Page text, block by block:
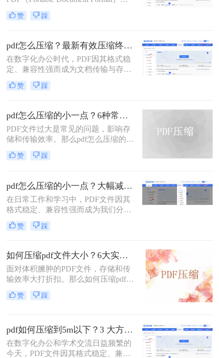
其跨平台、格式固定的特性而成为最
常用的文件格式之一。然而，随之而
不仅占用存储空间，更在邮件发送、
即时通讯传输和网页上传时带来诸多
不便。如何在不显著损失质量的前提
下，有效“瘦身”PDF文件，已成为一
项必备技能。
赞 踩
pdf怎么压缩？最新有效压缩终极指南！
在数字化办公时代，PDF因其格式稳
定、兼容性强而成为文档传输与存档
的首选。然而，高分辨率图片、嵌入
字体和多媒体内容也使得PDF文件体
送、云端存储和即时分享带来了巨大
困扰。如何高效、无损（或视觉无
损）地压缩PDF，成为一个普遍需
求。那么pdf怎么压缩呢？
赞 踩
pdf怎么压缩的小一点？6种常用方案详解！
PDF文件过大是常见的问题，影响存
储和传输效率。那么pdf怎么压缩的小
一点呢？本文将详解6种主流压缩方
案，助你快速解决文件体积过大的困
赞 踩
pdf怎么压缩的小一点？大幅减小文件体积的有效方法全解析！
在日常工作和学习中，PDF文件因其
格式稳定、兼容性强而成为我们分享
文档、报告和资料的首选格式。然
而，随之而来的问题也显而易见：过
在通过邮件发送、即时通讯工具传输
或上传至云平台时受到限制，严重影
响效率。因此，pdf怎么压缩的小一
点，成为一项必备技能。
赞 踩
如何压缩pdf文件大小？6大实用压缩方案深度解析！
面对体积臃肿的PDF文件，存储和传
输效率大打折扣。那么如何压缩pdf文
件大小呢？本文为您梳理6种主流压
缩方案，从原理到实操，助您轻松掌
赞 踩
pdf如何压缩到5m以下？3 大方法手把手教，轻松过平台限制！
在数字化办公和学术交流日益频繁的
今天，PDF文件因其格式稳定、兼容